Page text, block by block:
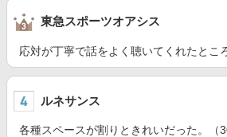
東急スポーツオアシス
応対が丁寧で話をよく聴いてくれたとこ
ルネサンス
各種スペースが割りときれいだった。（